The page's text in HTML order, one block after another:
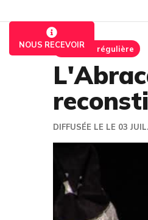
NOUS RECEVOIREmission régulière
DIFFUSÉE LE LE 03